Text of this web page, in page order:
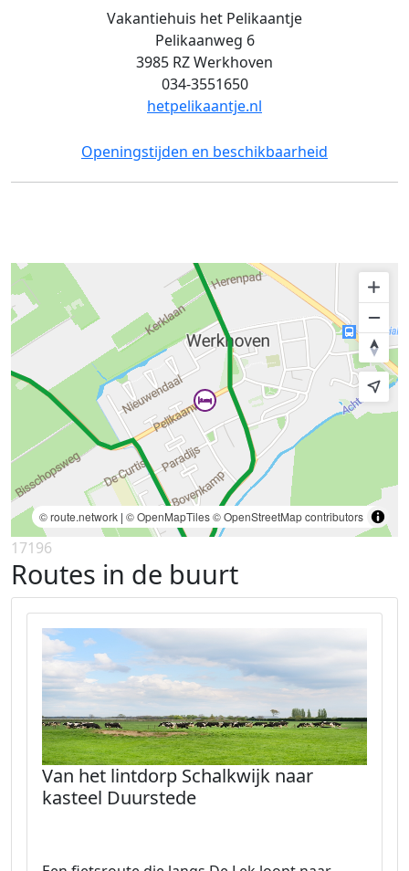
Vakantiehuis het Pelikaantje
Pelikaanweg 6
3985 RZ Werkhoven
034-3551650
hetpelikaantje.nl
Openingstijden en beschikbaarheid
© route.network | © OpenMapTiles© OpenStreetMap contributors
17196
Routes in de buurt
Van het lintdorp Schalkwijk naar
kasteel Duurstede